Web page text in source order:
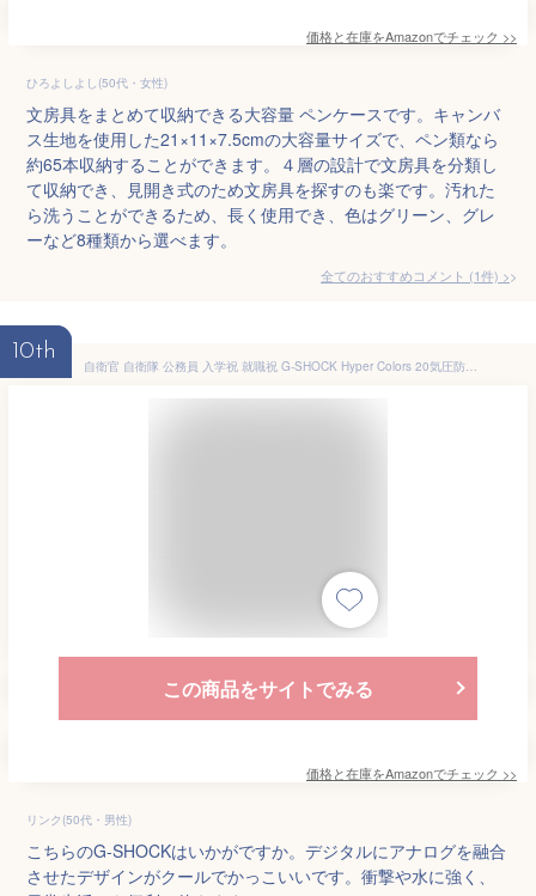
価格と在庫をAmazonでチェック >>
ひろよしよし(50代・女性)
文房具をまとめて収納できる大容量 ペンケースです。キャンバ
ス生地を使用した21×11×7.5cmの大容量サイズで、ペン類なら
約65本収納することができます。４層の設計で文房具を分類し
て収納でき、見開き式のため文房具を探すのも楽です。汚れた
ら洗うことができるため、長く使用でき、色はグリーン、グレ
ーなど8種類から選べます。
全てのおすすめコメント (1件) >
10th
自衛官 自衛隊 公務員 入学祝 就職祝 G-SHOCK Hyper Colors 20気圧防水 デジアナウォッチ GA-110-1B
この商品をサイトでみる
価格と在庫をAmazonでチェック >>
リンク(50代・男性)
こちらのG-SHOCKはいかがですか。デジタルにアナログを融合
させたデザインがクールでかっこいいです。衝撃や水に強く、